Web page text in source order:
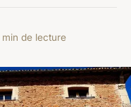
min de lecture